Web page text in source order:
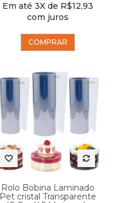
Em até 3X de R$12,93
com juros
COMPRAR
Rolo Bobina Laminado
Pet cristal Transparente